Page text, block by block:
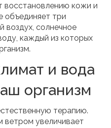
восстановлению кожи и
объединяет три
воздух, солнечное
каждый из которых
и вода
организм
терапию.
ветром увеличивает